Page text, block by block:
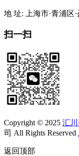
地 址: 上海市·青浦区
扫一扫
Copyright © 2025 汇
司 All Rights Reserved
返回顶部